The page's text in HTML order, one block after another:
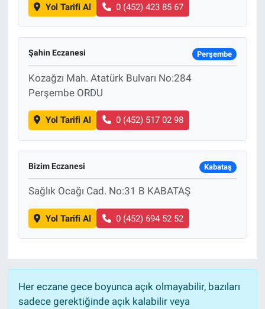
Yol Tarifi Al 0 (452) 423 85 67
Şahin Eczanesi Perşembe
Kozağzı Mah. Atatürk Bulvarı No:284
Perşembe ORDU
Yol Tarifi Al 0 (452) 517 02 98
Bizim Eczanesi Kabataş
Sağlık Ocağı Cad. No:31 B KABATAŞ
Yol Tarifi Al 0 (452) 694 52 52
Her eczane gece boyunca açık olmayabilir, bazıları
sadece gerektiğinde açık kalabilir veya